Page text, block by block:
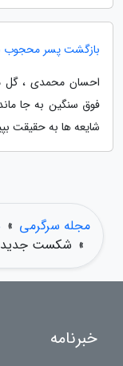
بازگشت پسر محجوب
احسان محمدی ، گل
فوق سنگین به جا
شایعه ها به حقیقت
مجله سرگرمی »
» شکست جدید
خبرنامه